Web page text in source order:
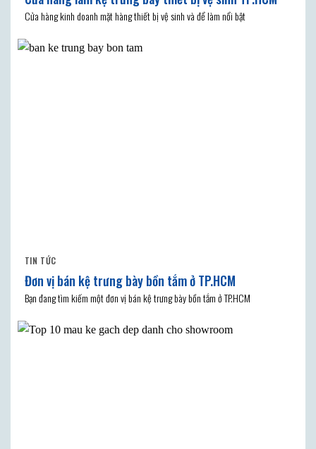
Cửa hàng kinh doanh mặt hàng thiết bị vệ sinh và để làm nổi bật
TIN TỨC
Đơn vị bán kệ trưng bày bồn tắm ở TP.HCM
Bạn đang tìm kiếm một đơn vị bán kệ trưng bày bồn tắm ở TP.HCM